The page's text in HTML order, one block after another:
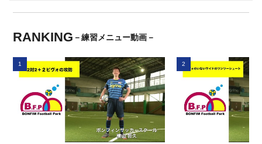
RANKING －練習メニュー動画－
1 2